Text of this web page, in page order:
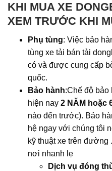
KHI MUA XE
XEM TRƯỚC KHI
Phụ tùng: Việc bảo
tùng xe tải bán tải
có và được cung cấp
quốc.
Bảo hành:Chế độ bảo
hiện nay 2 NĂM hoặc
nào đến trước). Bảo
hệ ngay với chúng tôi
kỹ thuật xe trên đường
nơi nhanh lẹ
Dịch vụ đóng